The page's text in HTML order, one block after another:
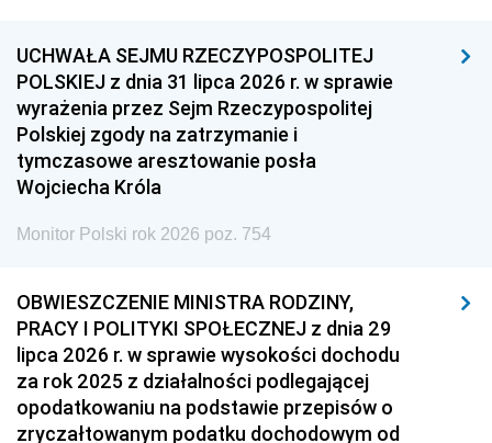
UCHWAŁA SEJMU RZECZYPOSPOLITEJ
POLSKIEJ z dnia 31 lipca 2026 r. w sprawie
wyrażenia przez Sejm Rzeczypospolitej
Polskiej zgody na zatrzymanie i
tymczasowe aresztowanie posła
Wojciecha Króla
Monitor Polski rok 2026 poz. 754
OBWIESZCZENIE MINISTRA RODZINY,
PRACY I POLITYKI SPOŁECZNEJ z dnia 29
lipca 2026 r. w sprawie wysokości dochodu
za rok 2025 z działalności podlegającej
opodatkowaniu na podstawie przepisów o
zryczałtowanym podatku dochodowym od